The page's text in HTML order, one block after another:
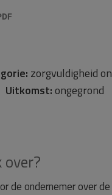
zorgvuldigheid
Uitkomst:ongegrond
ondernemer over